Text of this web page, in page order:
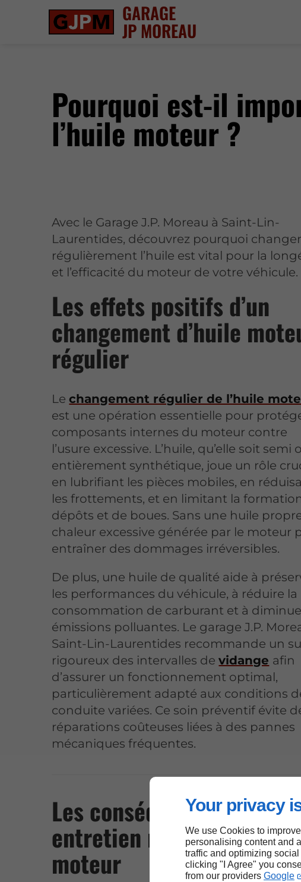
Your privacy
We use Cookies to
personalising content and
traffic and optimizing
clicking "I Agree" you
from our providers Google
GARAGE
JP MOREAU
Pourquoi est-il
l’huile moteur ?
Avec le Garage J.P. Moreau à Saint-Lin-
Laurentides, découvrez pourquoi changer
régulièrement l’huile est vital pour la
et l’efficacité du moteur de votre véhicule.
Les effets positifs d’un
changement d’huile
régulier
Lechangement régulier de l’huile
est une opération essentielle pour
composants internes du moteur contre
l’usure excessive. L’huile, qu’elle soit semi
entièrement synthétique, joue un rôle
en lubrifiant les pièces mobiles, en
les frottements, et en limitant la
dépôts et de boues. Sans une huile
chaleur excessive générée par le moteur
entraîner des dommages irréversibles.
De plus, une huile de qualité aide à
les performances du véhicule, à réduire la
consommation de carburant et à
émissions polluantes. Le garage J.P.
Saint-Lin-Laurentides recommande un
rigoureux des intervalles devidange afin
d’assurer un fonctionnement optimal,
particulièrement adapté aux conditions
conduite variées. Ce soin préventif évite
réparations coûteuses liées à des pannes
mécaniques fréquentes.
Les conséquences d’un
entretien négligé de
moteur